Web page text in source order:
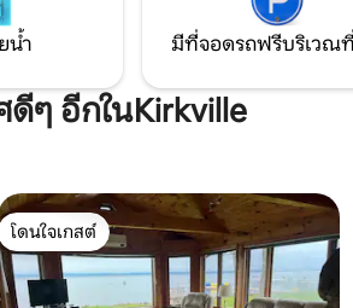
น้ำ มีที่จอดรถฟรีบริเวณ
ๆ อีกในKirkville
โดนใจเกสต์
โดนใจเกสต์